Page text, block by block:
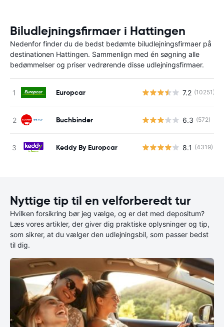
Biludlejningsfirmaer i Hattingen
Nedenfor finder du de bedst bedømte biludlejningsfirmaer på
destinationen Hattingen. Sammenlign med én søgning alle
bedømmelser og priser vedrørende disse udlejningsfirmaer.
Europcar 7.2 (10251)
Buchbinder 6.3 (572)
Keddy By Europcar 8.1 (4319)
Nyttige tip til en velforberedt tur
Hvilken forsikring bør jeg vælge, og er det med depositum?
Læs vores artikler, der giver dig praktiske oplysninger og tip,
som sikrer, at du vælger den udlejningsbil, som passer bedst
til dig.